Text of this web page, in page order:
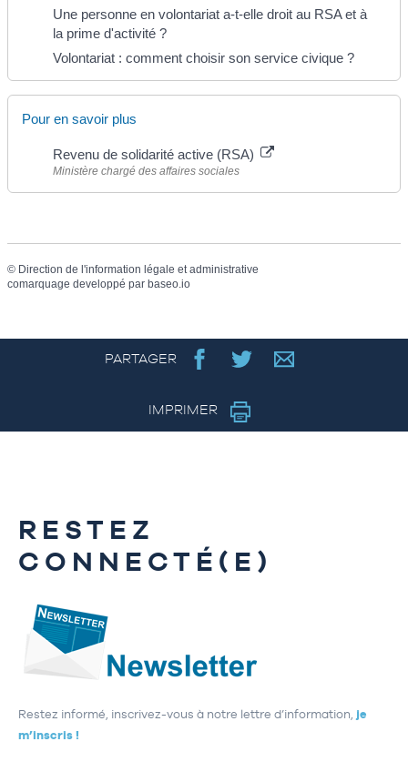
Une personne en volontariat a-t-elle droit au RSA et à
la prime d'activité ?
Volontariat : comment choisir son service civique ?
Pour en savoir plus
Revenu de solidarité active (RSA)
Ministère chargé des affaires sociales
© Direction de l'information légale et administrative
comarquage developpé par baseo.io
PARTAGER
IMPRIMER
RESTEZ
CONNECTÉ(E)
Restez informé, inscrivez-vous à notre lettre d’information, je
m’inscris !